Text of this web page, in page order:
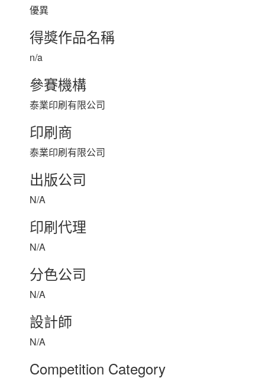
優異
得獎作品名稱
n/a
參賽機構
泰業印刷有限公司
印刷商
泰業印刷有限公司
出版公司
N/A
印刷代理
N/A
分色公司
N/A
設計師
N/A
Competition Category